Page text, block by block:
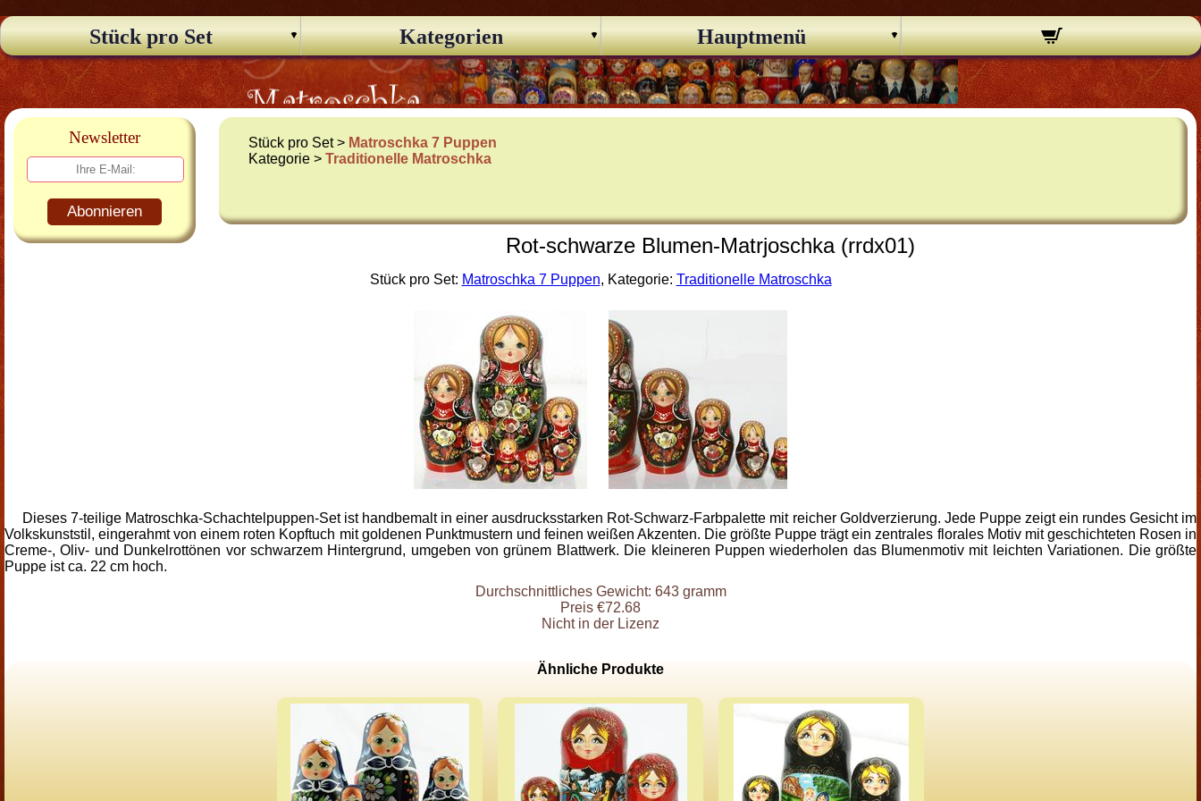
Stück pro Set Kategorien Hauptmenü
Newsletter
Abonnieren
Stück pro Set > Matroschka 7 Puppen
Kategorie >Traditionelle Matroschka
Rot-schwarze Blumen-Matrjoschka (rrdx01)
Stück pro Set: Matroschka 7 Puppen, Kategorie: Traditionelle Matroschka
Dieses 7-teilige Matroschka-Schachtelpuppen-Set ist handbemalt in einer ausdrucksstarken Rot-Schwarz-Farbpalette mit reicher Goldverzierung. Jede Puppe zeigt ein rundes Gesicht im
Volkskunststil, eingerahmt von einem roten Kopftuch mit goldenen Punktmustern und feinen weißen Akzenten. Die größte Puppe trägt ein zentrales florales Motiv mit geschichteten Rosen in
Creme-, Oliv- und Dunkelrottönen vor schwarzem Hintergrund, umgeben von grünem Blattwerk. Die kleineren Puppen wiederholen das Blumenmotiv mit leichten Variationen. Die größte
Puppe ist ca. 22 cm hoch.
Durchschnittliches Gewicht: 643 gramm
Preis €72.68
Nicht in der Lizenz
Ähnliche Produkte